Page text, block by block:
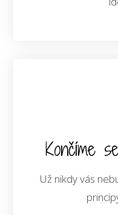
Končíme
Už nikdy vás